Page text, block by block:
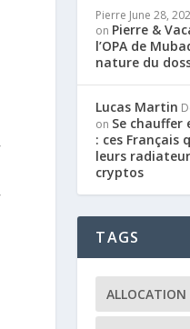
Pierre June 28,
on Pierre &
l’OPA de
nature du
Lucas Martin
on Se
: ces
leurs
cryptos
TAGS
ALLOCATION